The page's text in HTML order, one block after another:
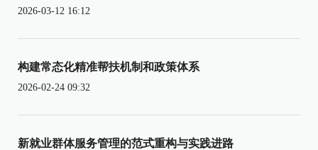
2026-03-12 16:12
构建常态化精准帮扶机制和政策体系
2026-02-24 09:32
新就业群体服务管理的范式重构与实践进路